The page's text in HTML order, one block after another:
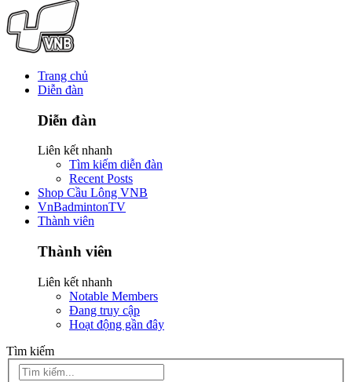
Trang chủ
Diễn đàn
Diễn đàn
Liên kết nhanh
Tìm kiếm diễn đàn
Recent Posts
Shop Cầu Lông VNB
VnBadmintonTV
Thành viên
Thành viên
Liên kết nhanh
Notable Members
Đang truy cập
Hoạt động gần đây
Tìm kiếm